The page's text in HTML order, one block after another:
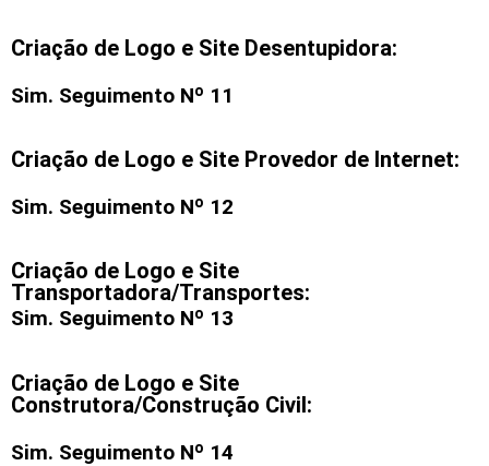
Criação de Logo e Site Desentupidora:
Sim. Seguimento Nº 11
Criação de Logo e Site Provedor de Internet:
Sim. Seguimento Nº 12
Criação de Logo e Site
Transportadora/Transportes:
Sim. Seguimento Nº 13
Criação de Logo e Site
Construtora/Construção Civil:
Sim. Seguimento Nº 14